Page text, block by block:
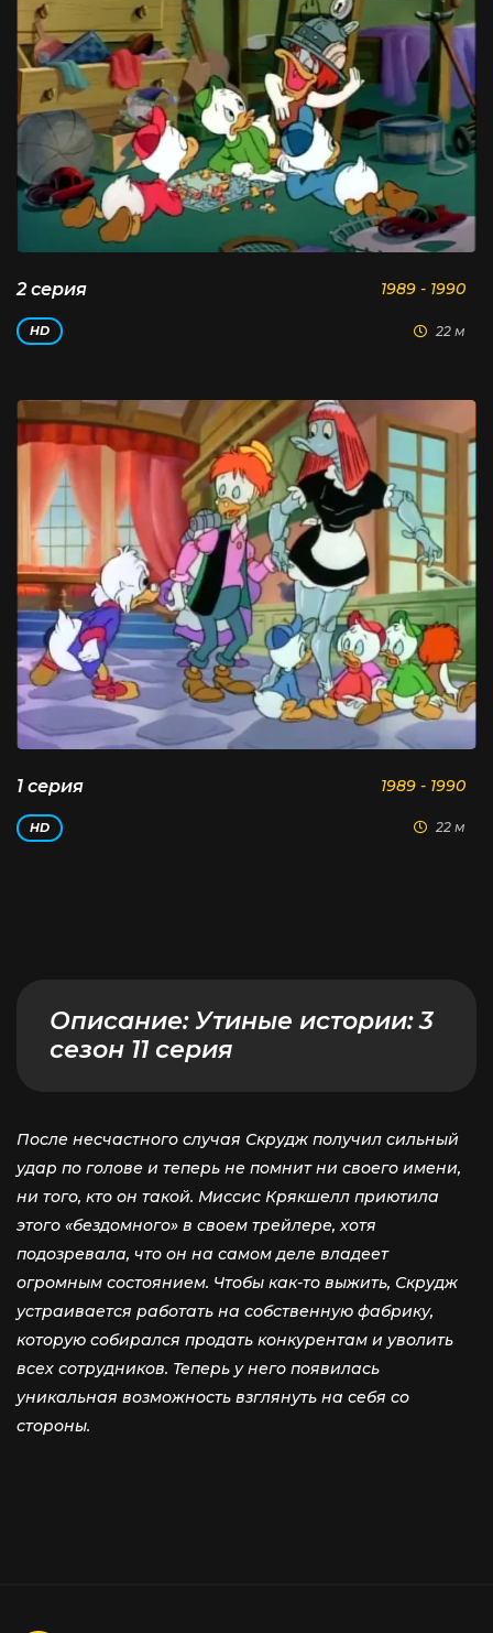
2 серия 1989 - 1990
HD 22 м
1 серия 1989 - 1990
HD 22 м
Описание:Утиные истории: 3
сезон 11 серия
После несчастного случая Скрудж получил сильный
удар по голове и теперь не помнит ни своего имени,
ни того, кто он такой. Миссис Крякшелл приютила
этого «бездомного» в своем трейлере, хотя
подозревала, что он на самом деле владеет
огромным состоянием. Чтобы как-то выжить, Скрудж
устраивается работать на собственную фабрику,
которую собирался продать конкурентам и уволить
всех сотрудников. Теперь у него появилась
уникальная возможность взглянуть на себя со
стороны.